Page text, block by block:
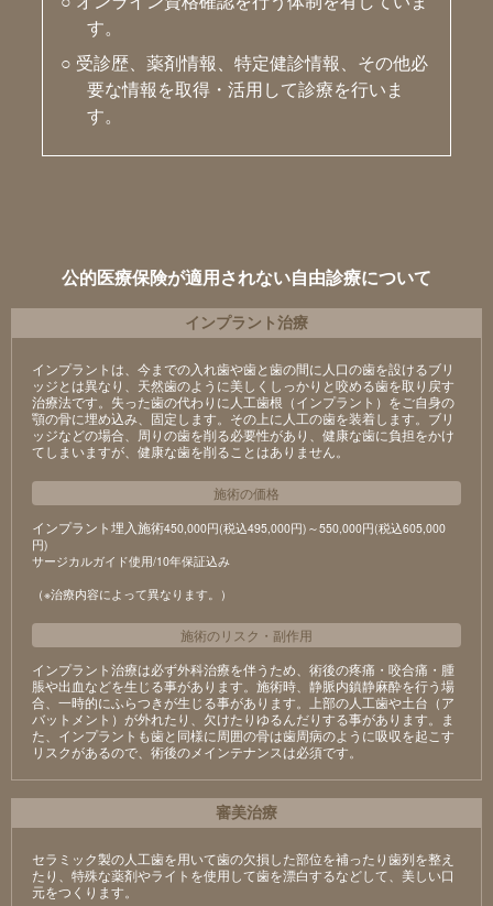
す。
○ 受診歴、薬剤情報、特定健診情報、その他必
要な情報を取得・活用して診療を行いま
す。
公的医療保険が適用されない自由診療について
インプラント治療
インプラントは、今までの入れ歯や歯と歯の間に人口の歯を設けるブリ
ッジとは異なり、天然歯のように美しくしっかりと咬める歯を取り戻す
治療法です。失った歯の代わりに人工歯根（インプラント）をご自身の
顎の骨に埋め込み、固定します。その上に人工の歯を装着します。ブリ
ッジなどの場合、周りの歯を削る必要性があり、健康な歯に負担をかけ
てしまいますが、健康な歯を削ることはありません。
施術の価格
インプラント埋入施術450,000円(税込495,000円)～550,000円(税込605,000
円)
サージカルガイド使用/10年保証込み
（※治療内容によって異なります。）
施術のリスク ・ 副作用
インプラント治療は必ず外科治療を伴うため、術後の疼痛・咬合痛・腫
脹や出血などを生じる事があります。施術時、静脈内鎮静麻酔を行う場
合、一時的にふらつきが生じる事があります。上部の人工歯や土台（ア
バットメント）が外れたり、欠けたりゆるんだりする事があります。ま
た、インプラントも歯と同様に周囲の骨は歯周病のように吸収を起こす
リスクがあるので、術後のメインテナンスは必須です。
審美治療
セラミック製の⼈⼯⻭を⽤いて⻭の⽋損した部位を補ったり⻭列を整え
たり、特殊な薬剤やライトを使⽤して⻭を漂⽩するなどして、美しい⼝
元をつくります。